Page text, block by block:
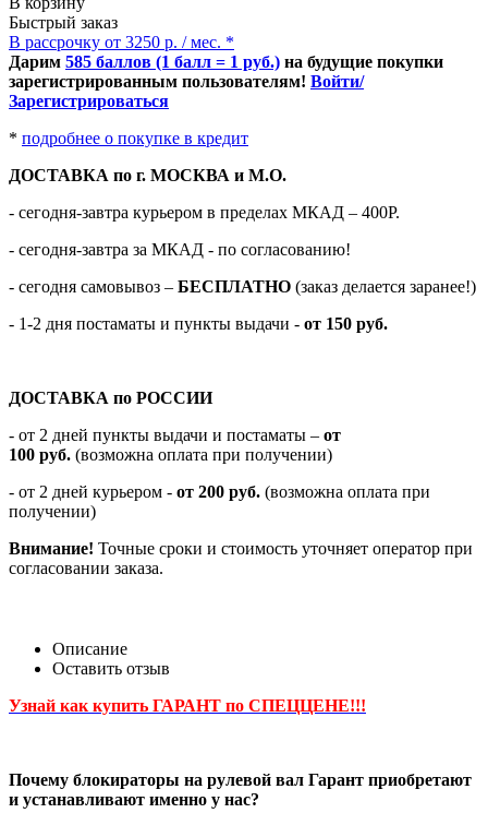
Быстрый заказ
В рассрочку от 3250 р. / мес. *
Дарим 585 баллов (1 балл = 1 руб.) на будущие покупки
зарегистрированным пользователям! Войти/
Зарегистрироваться
* подробнее о покупке в кредит
ДОСТАВКА по г. МОСКВА и М.О.
- сегодня-завтра курьером в пределах МКАД – 400Р.
- сегодня-завтра за МКАД - по согласованию!
- сегодня самовывоз – БЕСПЛАТНО (заказ делается заранее!)
- 1-2 дня постаматы и пункты выдачи - от 150 руб.
ДОСТАВКА по РОССИИ
- от 2 дней пункты выдачи и постаматы – от
100 руб. (возможна оплата при получении)
- от 2 дней курьером - от 200 руб. (возможна оплата при
получении)
Внимание! Точные сроки и стоимость уточняет оператор при
согласовании заказа.
Описание
Оставить отзыв
Узнай как купить ГАРАНТ по СПЕЦЦЕНЕ!!!
Почему блокираторы на рулевой вал Гарант приобретают
и устанавливают именно у нас?